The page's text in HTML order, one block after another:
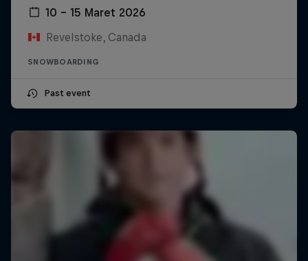
10 – 15 Maret 2026
Revelstoke, Canada
SNOWBOARDING
Past event